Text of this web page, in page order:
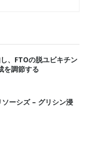
、FTOの脱ユビキチン
を調節する
ーシズ – グリシン浸